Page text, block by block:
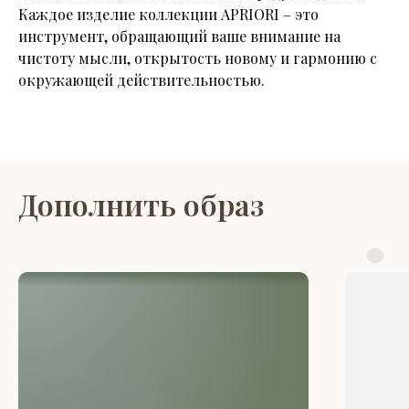
Каждое изделие коллекции APRIORI – это
инструмент, обращающий ваше внимание на
чистоту мысли, открытость новому и гармонию с
окружающей действительностью.
Дополнить образ